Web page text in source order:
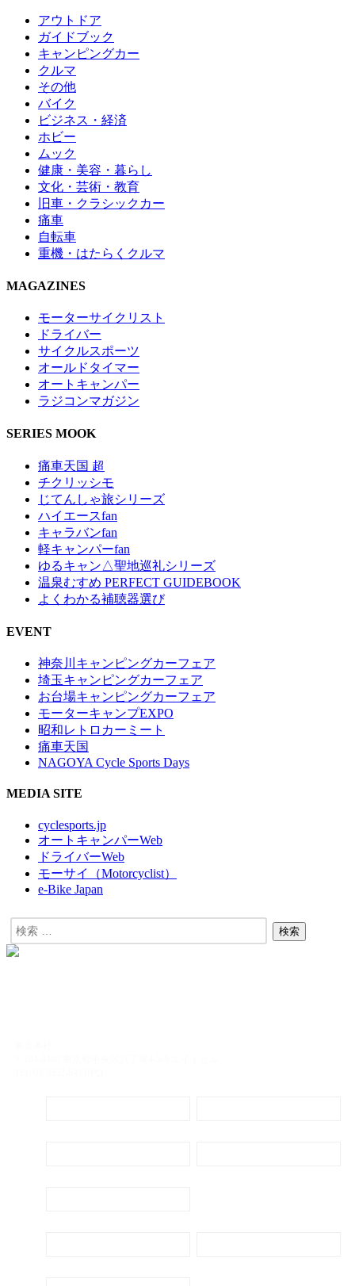
アウトドア
ガイドブック
キャンピングカー
クルマ
その他
バイク
ビジネス・経済
ホビー
ムック
健康・美容・暮らし
文化・芸術・教育
旧車・クラシックカー
痛車
自転車
重機・はたらくクルマ
MAGAZINES
モーターサイクリスト
ドライバー
サイクルスポーツ
オールドタイマー
オートキャンパー
ラジコンマガジン
SERIES MOOK
痛車天国 超
チクリッシモ
じてんしゃ旅シリーズ
ハイエースfan
キャラバンfan
軽キャンパーfan
ゆるキャン△聖地巡礼シリーズ
温泉むすめ PERFECT GUIDEBOOK
よくわかる補聴器選び
EVENT
神奈川キャンピングカーフェア
埼玉キャンピングカーフェア
お台場キャンピングカーフェア
モーターキャンプEXPO
昭和レトロカーミート
痛車天国
NAGOYA Cycle Sports Days
MEDIA SITE
cyclesports.jp
オートキャンパーWeb
ドライバーWeb
モーサイ（Motorcyclist）
e-Bike Japan